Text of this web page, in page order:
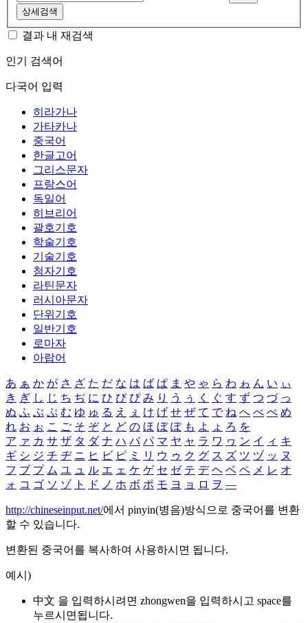
상세검색
결과 내 재검색
인기 검색어
다국어 입력
히라가나
가타카나
중국어
한글고어
그리스문자
프랑스어
독일어
히브리어
괄호기호
학술기호
기술기호
첨자기호
라틴문자
러시아문자
단위기호
일반기호
로마자
아랍어
あ ぁ か が さ ざ た だ な は ば ぱ ま や ゃ ら わ ゎ ん い ぃ
き ぎ し じ ち ぢ に ひ び ぴ み り う ぅ く ぐ す ず つ づ っ
ぬ ふ ぶ ぷ む ゆ ゅ る え ぇ け げ せ ぜ て で ね へ べ ぺ め
れ お ぉ こ ご そ ぞ と ど の ほ ぼ ぽ も よ ょ ろ を
ア ァ カ サ ザ タ ダ ナ ハ バ パ マ ヤ ャ ラ ワ ヮ ン イ ィ キ
ギ シ ジ チ ヂ ニ ヒ ビ ピ ミ リ ウ ゥ ク グ ス ズ ツ ヅ ッ ヌ
フ ブ プ ム ユ ュ ル エ ェ ケ ゲ セ ゼ テ デ ヘ ベ ペ メ レ オ
ォ コ ゴ ソ ゾ ト ド ノ ホ ボ ポ モ ヨ ョ ロ ヲ ―
http://chineseinput.net/에서 pinyin(병음)방식으로 중국어를 변환
할 수 있습니다.
변환된 중국어를 복사하여 사용하시면 됩니다.
예시)
中文 을 입력하시려면 zhongwen을 입력하시고 space를
누르시면됩니다.